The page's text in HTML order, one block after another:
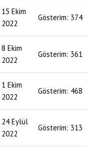
15 Ekim
2022
Gösterim: 374
8 Ekim
2022
Gösterim: 361
1 Ekim
2022
Gösterim: 468
24 Eylül
2022
Gösterim: 313